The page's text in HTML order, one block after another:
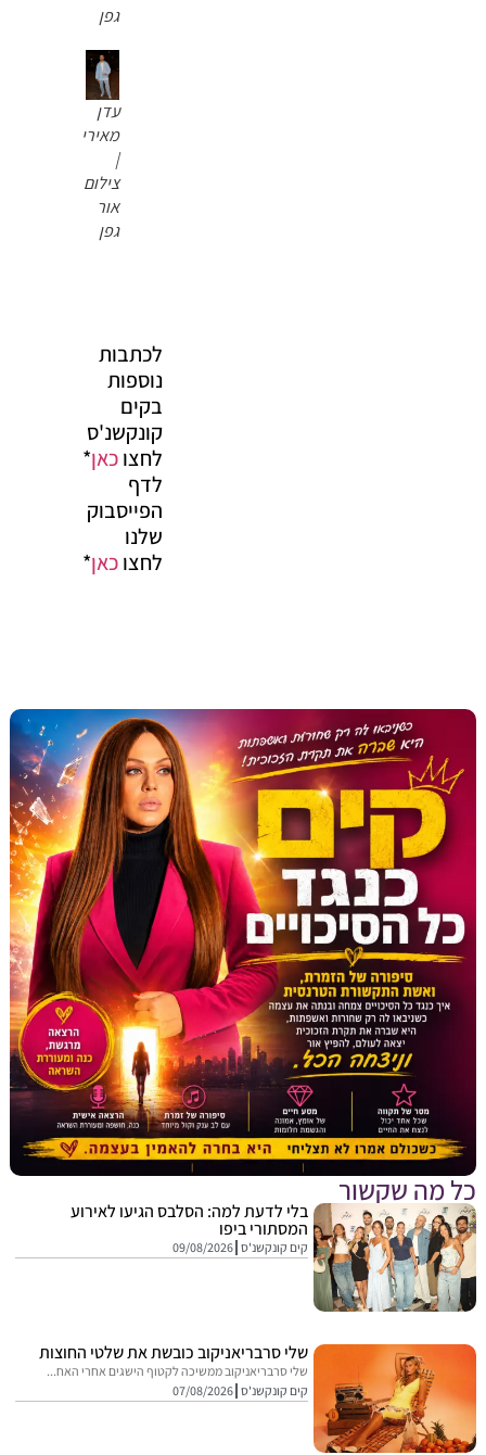
לכתבות
נוספות
קונקשנ'ס
לחצוכאן*
הפייסבוק
לחצוכאן*
שקשור
בלי לדעת למה: הסלבס הגיעו לאירוע
המסתורי ביפו
קים קונקשנ'ס 09/08/2026
שלי סרבריאניקוב כובשת את שלטי החוצות
שלי סרבריאניקוב ממשיכה לקטוף הישגים אחרי האח...
קים קונקשנ'ס 07/08/2026